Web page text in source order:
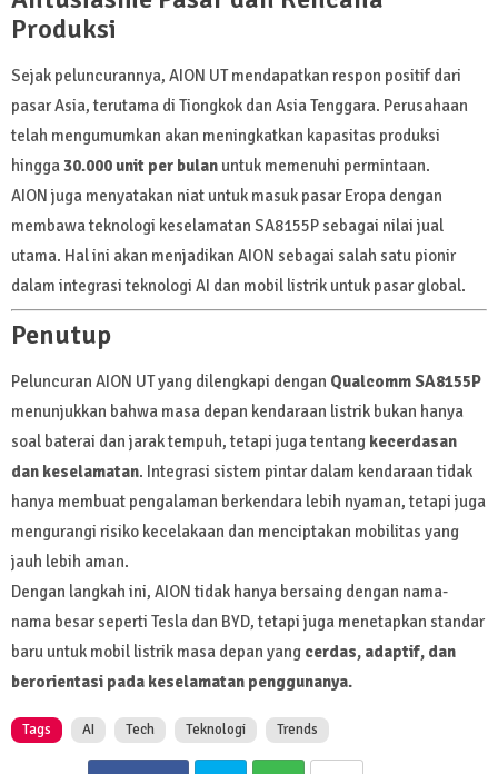
Produksi
Sejak peluncurannya, AION UT mendapatkan respon positif dari
pasar Asia, terutama di Tiongkok dan Asia Tenggara. Perusahaan
telah mengumumkan akan meningkatkan kapasitas produksi
hingga30.000 unit per bulan untuk memenuhi permintaan.
AION juga menyatakan niat untuk masuk pasar Eropa dengan
membawa teknologi keselamatan SA8155P sebagai nilai jual
utama. Hal ini akan menjadikan AION sebagai salah satu pionir
dalam integrasi teknologi AI dan mobil listrik untuk pasar global.
Penutup
Peluncuran AION UT yang dilengkapi dengan Qualcomm SA8155P
menunjukkan bahwa masa depan kendaraan listrik bukan hanya
soal baterai dan jarak tempuh, tetapi juga tentang kecerdasan
dan keselamatan. Integrasi sistem pintar dalam kendaraan tidak
hanya membuat pengalaman berkendara lebih nyaman, tetapi juga
mengurangi risiko kecelakaan dan menciptakan mobilitas yang
jauh lebih aman.
Dengan langkah ini, AION tidak hanya bersaing dengan nama-
nama besar seperti Tesla dan BYD, tetapi juga menetapkan standar
baru untuk mobil listrik masa depan yang cerdas, adaptif, dan
berorientasi pada keselamatan penggunanya.
Tags AI Tech Teknologi Trends